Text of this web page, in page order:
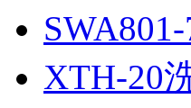
XTH-20